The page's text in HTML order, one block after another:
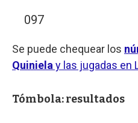
097
Se puede chequear los
Quiniela y las jugadas en
Tómbola: resultados